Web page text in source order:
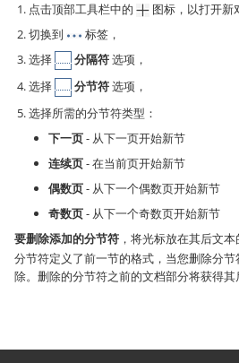
点击顶部工具栏中的
图标，以打开新
切换到
标签，
选择
分隔符选项，
选择
分节符选项，
选择所需的分节符类型：
下一页- 从下一页开始新节
连续页- 在当前页开始新节
偶数页- 从下一个偶数页开始新节
奇数页- 从下一个奇数页开始新节
要删除添加的分节符 ，将光标放在其后文
分节符定义了前一节的格式，当您删除分
除。删除的分节符之前的文档部分将获得其